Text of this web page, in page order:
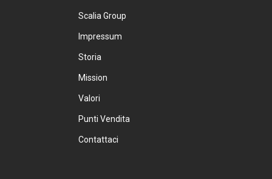
Scalia Group
Impressum
Storia
Mission
Valori
Punti Vendita
Contattaci